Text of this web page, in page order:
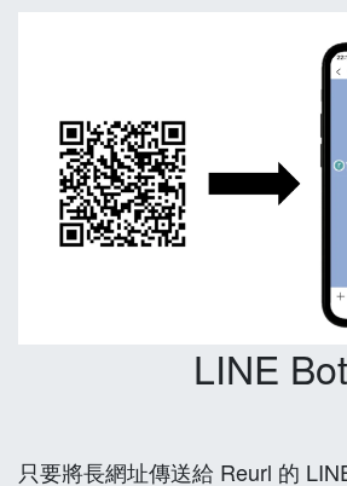
LINE Bot
只要將長網址傳送給 Reurl 的